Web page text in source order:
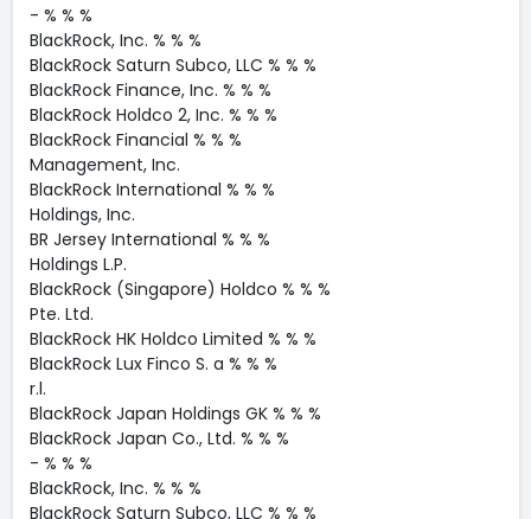
- % % %
BlackRock, Inc. % % %
BlackRock Saturn Subco, LLC % % %
BlackRock Finance, Inc. % % %
BlackRock Holdco 2, Inc. % % %
BlackRock Financial % % %
Management, Inc.
BlackRock International % % %
Holdings, Inc.
BR Jersey International % % %
Holdings L.P.
BlackRock (Singapore) Holdco % % %
Pte. Ltd.
BlackRock HK Holdco Limited % % %
BlackRock Lux Finco S. a % % %
r.l.
BlackRock Japan Holdings GK % % %
BlackRock Japan Co., Ltd. % % %
- % % %
BlackRock, Inc. % % %
BlackRock Saturn Subco, LLC % % %